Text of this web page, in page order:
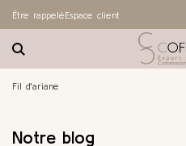
Être rappeléEspace client
Notre cabinet
Rechercher sur le site
Fil d'ariane
Notre blog